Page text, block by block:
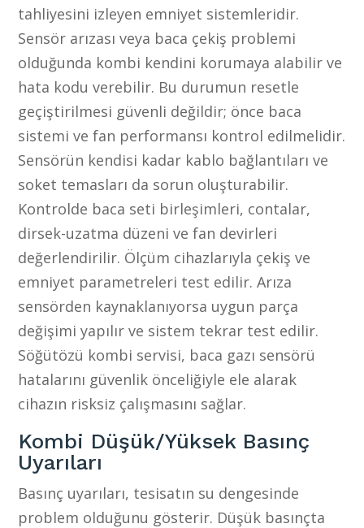
tahliyesini izleyen emniyet sistemleridir.
Sensör arızası veya baca çekiş problemi
olduğunda kombi kendini korumaya alabilir ve
hata kodu verebilir. Bu durumun resetle
geçiştirilmesi güvenli değildir; önce baca
sistemi ve fan performansı kontrol edilmelidir.
Sensörün kendisi kadar kablo bağlantıları ve
soket temasları da sorun oluşturabilir.
Kontrolde baca seti birleşimleri, contalar,
dirsek-uzatma düzeni ve fan devirleri
değerlendirilir. Ölçüm cihazlarıyla çekiş ve
emniyet parametreleri test edilir. Arıza
sensörden kaynaklanıyorsa uygun parça
değişimi yapılır ve sistem tekrar test edilir.
Söğütözü kombi servisi, baca gazı sensörü
hatalarını güvenlik önceliğiyle ele alarak
cihazın risksiz çalışmasını sağlar.
Kombi Düşük/Yüksek Basınç
Uyarıları
Basınç uyarıları, tesisatın su dengesinde
problem olduğunu gösterir. Düşük basınçta